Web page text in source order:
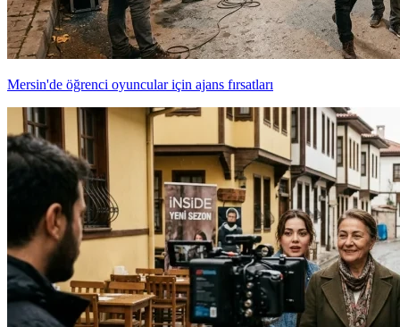
Mersin'de öğrenci oyuncular için ajans fırsatları